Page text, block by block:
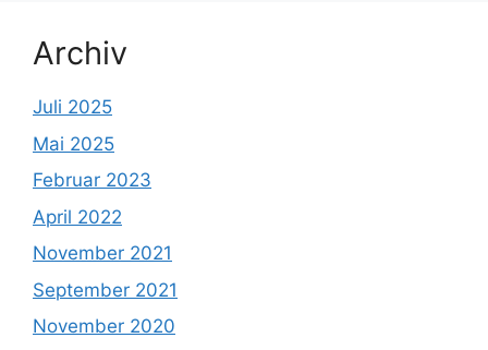
Archiv
Juli 2025
Mai 2025
Februar 2023
April 2022
November 2021
September 2021
November 2020